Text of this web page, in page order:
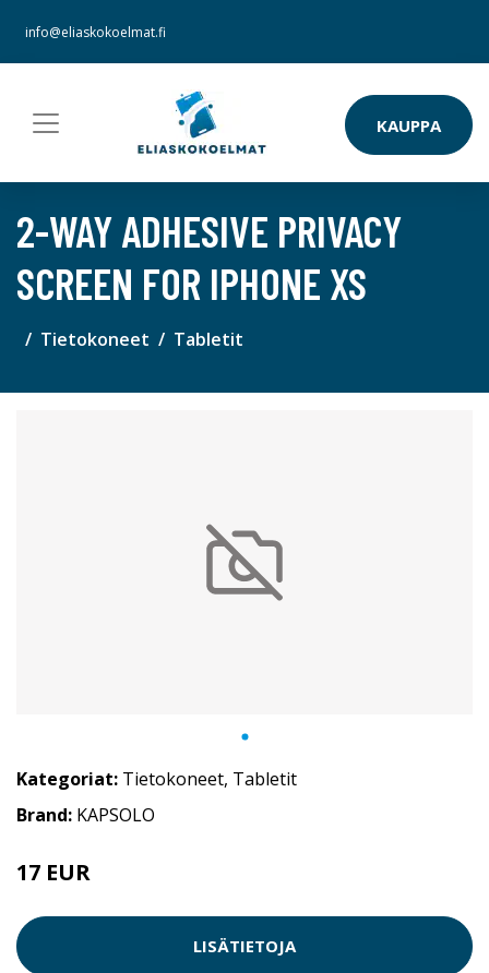
info@eliaskokoelmat.fi
KAUPPA
2-WAY ADHESIVE PRIVACY
SCREEN FOR IPHONE XS
Tietokoneet Tabletit
Kategoriat: Tietokoneet, Tabletit
Brand: KAPSOLO
17 EUR
LISÄTIETOJA